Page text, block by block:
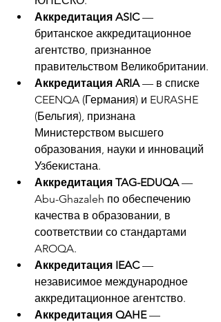
Аккредитация ASIC —
британское аккредитационное
агентство, признанное
правительством Великобритании.
Аккредитация ARIA — в списке
CEENQA (Германия) и EURASHE
(Бельгия), признана
Министерством высшего
образования, науки и инноваций
Узбекистана.
Аккредитация TAG-EDUQA —
Abu-Ghazaleh по обеспечению
качества в образовании, в
соответствии со стандартами
AROQA.
Аккредитация IEAC —
независимое международное
аккредитационное агентство.
Аккредитация QAHE —